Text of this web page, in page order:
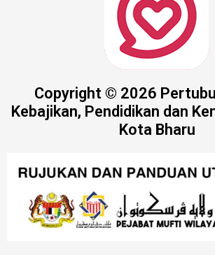
Copyright © 2026
Kebajikan, Pendidikan dan
Kota Bharu